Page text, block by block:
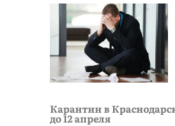
Карантин в
до 12 апреля